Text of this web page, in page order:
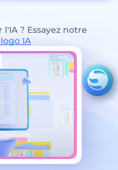
? Essayez notre
IA